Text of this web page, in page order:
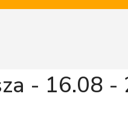
- 16.08